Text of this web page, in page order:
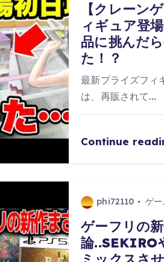
【クレーン
ィギュア登
品に挑んだ
た！？
最新プライズフィ
は、再販されて…
Continue
phi72110 ゲー
ゲーフリの
論..SEKIRO